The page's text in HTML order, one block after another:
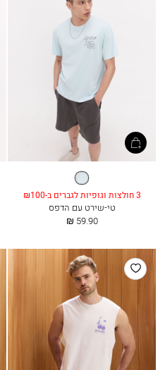
תכלת
3 חולצות וגופיות לגברים ב-₪100
טי-שירט עם הדפס
החל
59.90 ₪
הוסף
למועדפים